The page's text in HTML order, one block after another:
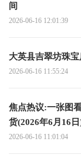
间
2026-06-16 12:01:39
大英县吉翠坊珠
2026-06-16 11:55:24
焦点热议:一张图
货(2026年6月16
2026-06-16 11:01:04